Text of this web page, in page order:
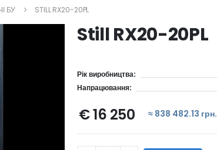
БУ STILL RX20-20PL
Still RX20-20PL
Рік виробництва:
Напрацювання:
€ 16 250 ≈ 838 482.13 грн.